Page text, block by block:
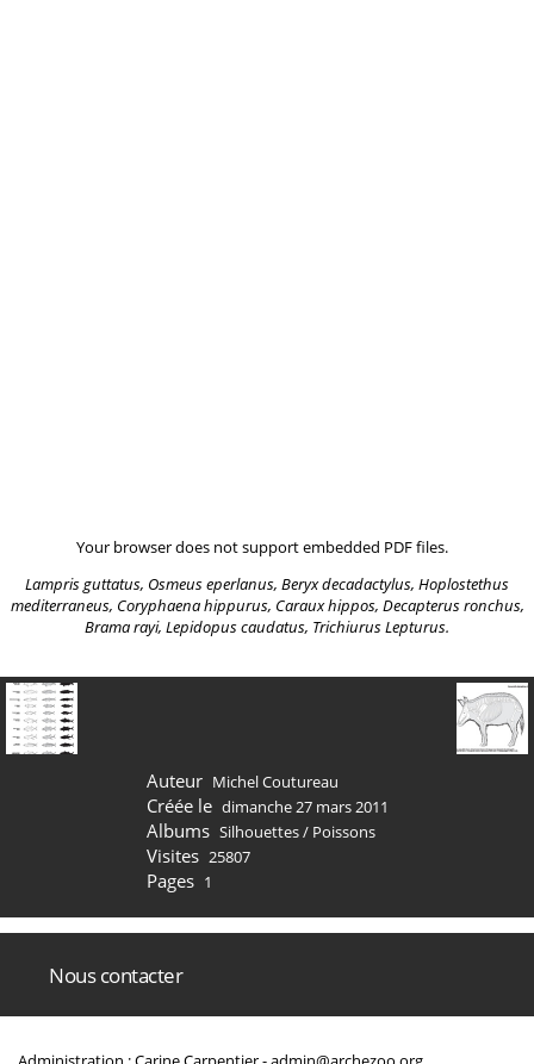
Your browser does not support embedded PDF files.
Lampris guttatus, Osmeus eperlanus, Beryx decadactylus, Hoplostethus
mediterraneus, Coryphaena hippurus, Caraux hippos, Decapterus ronchus,
Brama rayi, Lepidopus caudatus, Trichiurus Lepturus.
Auteur Michel Coutureau
Créée le dimanche 27 mars 2011
Albums Silhouettes/ Poissons
Visites 25807
Pages 1
Nous contacter